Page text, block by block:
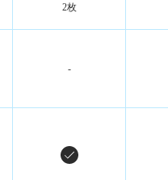
2枚
-